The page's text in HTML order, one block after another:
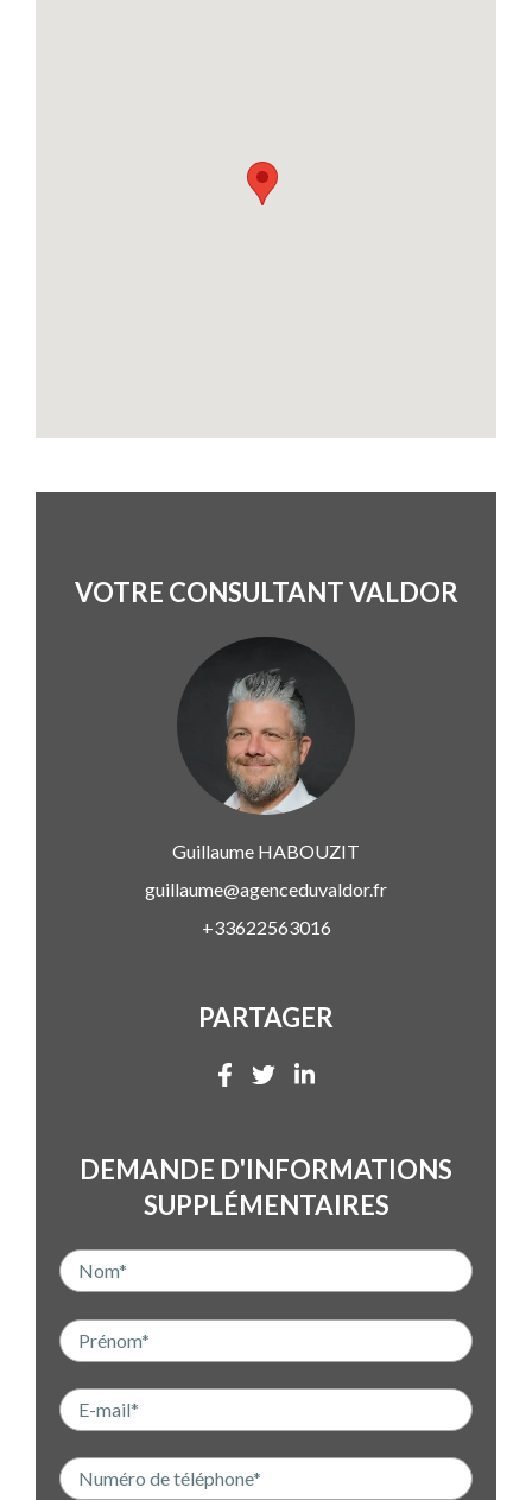
VOTRE CONSULTANT VALDOR
Guillaume HABOUZIT
guillaume@agenceduvaldor.fr
+33622563016
PARTAGER
DEMANDE D'INFORMATIONS
SUPPLÉMENTAIRES